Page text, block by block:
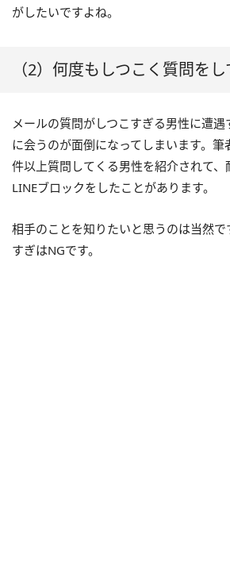
がしたいですよね。
（2）何度もしつこく質問をし
メールの質問がしつこすぎる男性に遭
に会うのが面倒になってしまいます。
件以上質問してくる男性を紹介されて、
LINEブロックをしたことがあります。
相手のことを知りたいと思うのは当然で
すぎはNGです。